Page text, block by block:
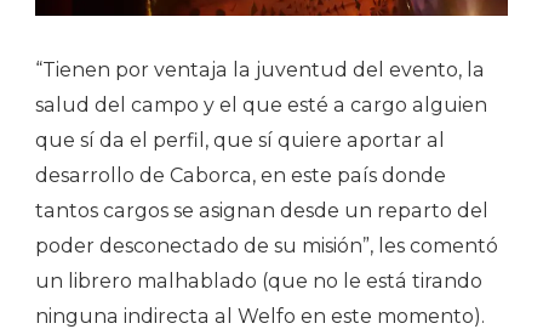
“Tienen por ventaja la juventud del evento, la
salud del campo y el que esté a cargo alguien
que sí da el perfil, que sí quiere aportar al
desarrollo de Caborca, en este país donde
tantos cargos se asignan desde un reparto del
poder desconectado de su misión”, les comentó
un librero malhablado (que no le está tirando
ninguna indirecta al Welfo en este momento).